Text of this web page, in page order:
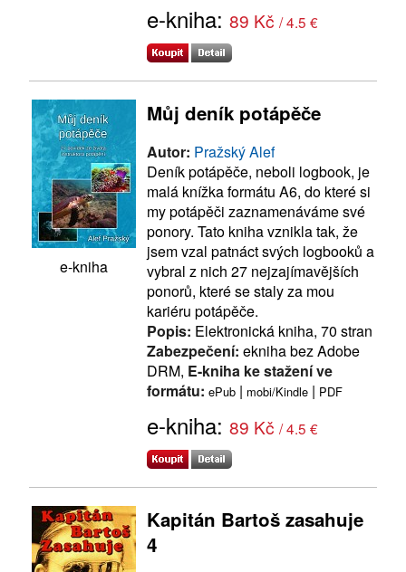
e-kniha: 89 Kč / 4.5 €
e-kniha
Můj deník potápěče
Autor: Pražský Alef
Deník potápěče, neboli logbook, je
malá knížka formátu A6, do které si
my potápěči zaznamenáváme své
ponory. Tato kniha vznikla tak, že
jsem vzal patnáct svých logbooků a
vybral z nich 27 nejzajímavějších
ponorů, které se staly za mou
kariéru potápěče.
Popis: Elektronická kniha, 70 stran
Zabezpečení: ekniha bez Adobe
DRM, E-kniha ke stažení ve
formátu: ePub | mobi/Kindle | PDF
e-kniha: 89 Kč / 4.5 €
Kapitán Bartoš zasahuje
4